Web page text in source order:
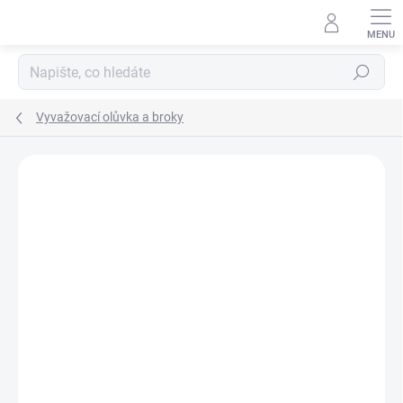
Hledat
Vyvažovací olůvka a broky